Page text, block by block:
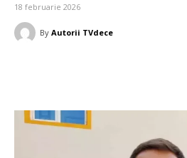
18 februarie 2026
By Autorii TVdece